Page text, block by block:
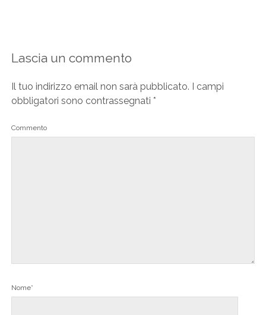
Lascia un commento
Il tuo indirizzo email non sarà pubblicato. I campi
obbligatori sono contrassegnati *
Commento
Nome*